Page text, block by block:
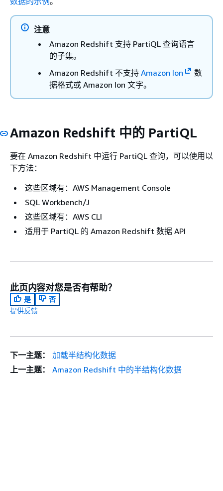
注意
Amazon Redshift 支持 PartiQL 查询语言
的子集。
Amazon Redshift 不支持 Amazon Ion
数
据格式或 Amazon Ion 文字。
Amazon Redshift 中的 PartiQL
要在 Amazon Redshift 中运行 PartiQL 查询，可以使用以
下方法：
这些区域有：AWS Management Console
SQL Workbench/J
这些区域有：AWS CLI
适用于 PartiQL 的 Amazon Redshift 数据 API
此页内容对您是否有帮助？
是
否
提供反馈
下一主题：
加载半结构化数据
上一主题：
Amazon Redshift 中的半结构化数据